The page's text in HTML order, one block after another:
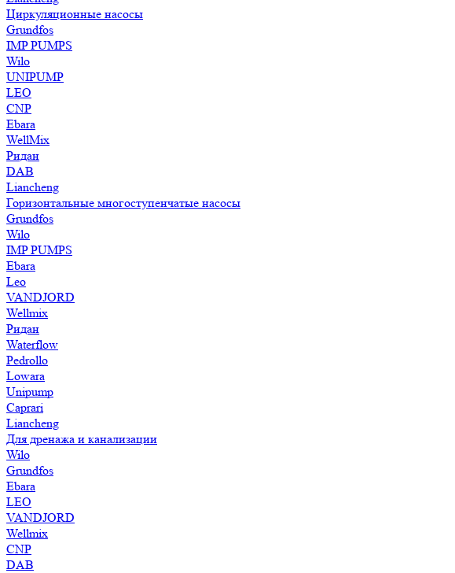
Циркуляционные насосы
Grundfos
IMP PUMPS
Wilo
UNIPUMP
LEO
CNP
Ebara
WellMix
Ридан
DAB
Liancheng
Горизонтальные многоступенчатые насосы
Grundfos
Wilo
IMP PUMPS
Ebara
Leo
VANDJORD
Wellmix
Ридан
Waterflow
Pedrollo
Lowara
Unipump
Caprari
Liancheng
Для дренажа и канализации
Wilo
Grundfos
Ebara
LEO
VANDJORD
Wellmix
CNP
DAB